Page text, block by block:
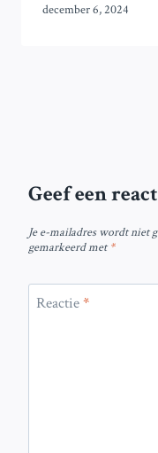
december 6, 2024
Geef een
Je e-mailadres wordt niet
gemarkeerd met*
Reactie*